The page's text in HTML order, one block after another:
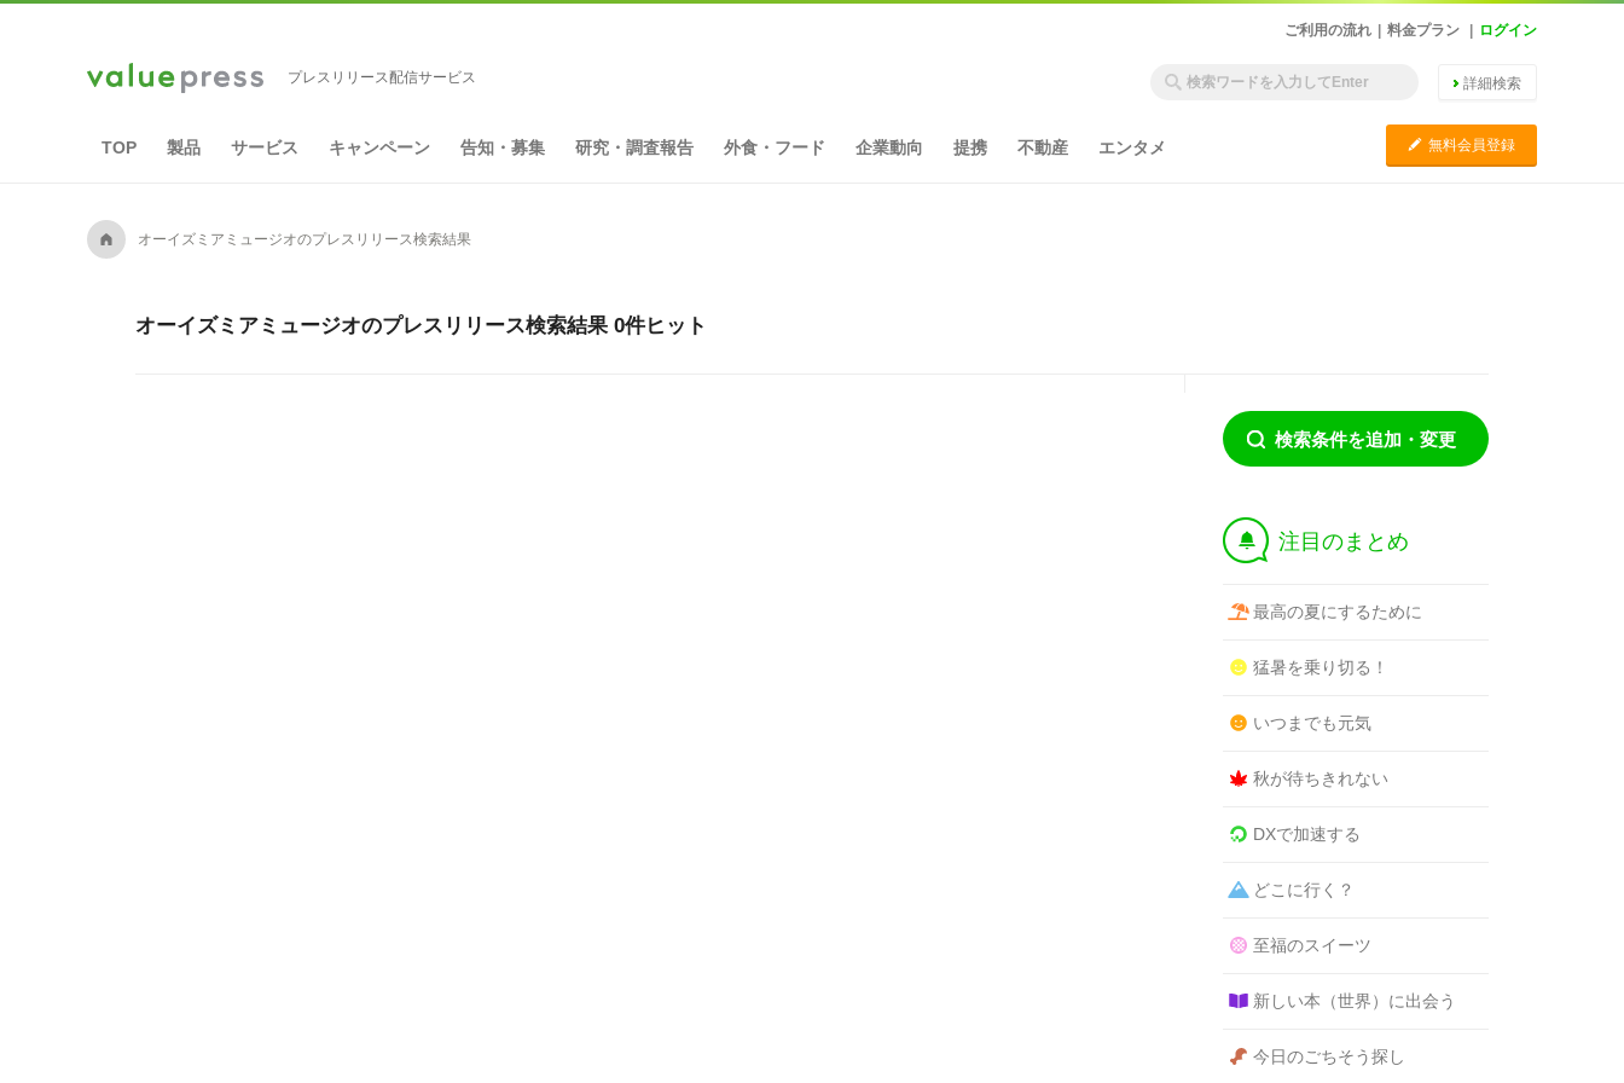
ご利用の流れ 料金プラン ログイン
プレスリリース配信サービス 詳細検索
TOP 製品 サービス キャンペーン 告知・募集 研究・調査報告 外食・フード 企業動向 提携 不動産 エンタメ C 無料会員登録
A オーイズミアミュージオのプレスリリース検索結果
オーイズミアミュージオのプレスリリース検索結果 0件ヒット
検索条件を追加・変更
† 注目のまとめ
最高の夏にするために
猛暑を乗り切る！
いつまでも元気
秋が待ちきれない
DXで加速する
どこに行く？
至福のスイーツ
新しい本（世界）に出会う
今日のごちそう探し